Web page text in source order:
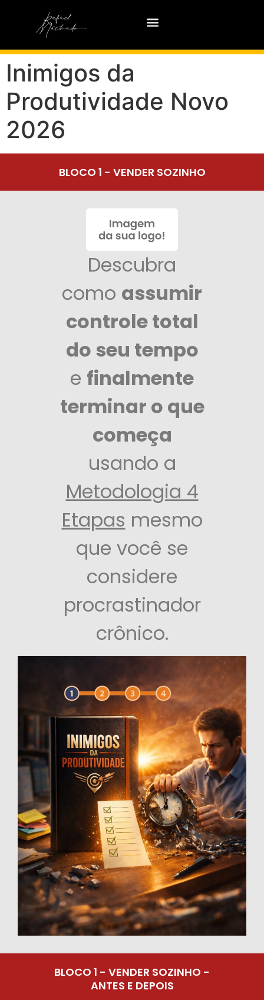
Inimigos da
Produtividade Novo
2026
BLOCO 1 - VENDER SOZINHO
Descubra
como assumir
controle total
do seu tempo
e finalmente
terminar o que
começa
usando a
Metodologia 4
Etapas mesmo
que você se
considere
procrastinador
crônico.
BLOCO 1 - VENDER SOZINHO -
ANTES E DEPOIS